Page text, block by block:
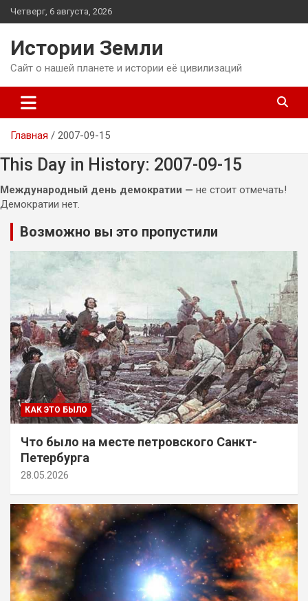
Перейти
к
Четверг, 6 августа, 2026
Истории Земли
Сайт о нашей планете и истории её цивилизаций
Главная 2007-09-15
This Day in History: 2007-09-15
Международный день демократии — не стоит отмечать!
Демократии нет.
Возможно вы это пропустили
КАК ЭТО БЫЛО
Что было на месте петровского Санкт-
Петербурга
28.05.2026